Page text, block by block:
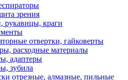
зрения
рукавицы, краги
отвертки, гайковерты
расходные материалы
адаптеры
зубила
отрезные, алмазные, пильные